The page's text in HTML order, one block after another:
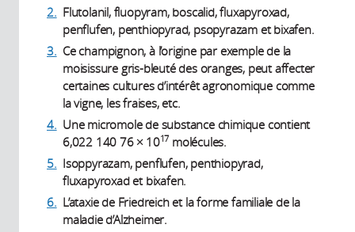
2. Flutolanil, fluopyram, boscalid, fluxapyroxad,
penflufen, penthiopyrad, psopyrazam et bixafen.
3. Ce champignon, à l’origine par exemple de la
moisissure gris-bleuté des oranges, peut affecter
certaines cultures d’intérêt agronomique comme
la vigne, les fraises, etc.
4. Une micromole de substance chimique contient
6,022 140 76 × 1017 molécules.
5. Isoppyrazam, penflufen, penthiopyrad,
fluxapyroxad et bixafen.
6. L’ataxie de Friedreich et la forme familiale de la
maladie d’Alzheimer.